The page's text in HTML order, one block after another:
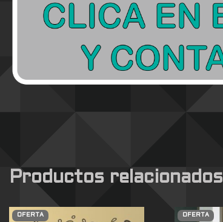
Productos relacionados
OFERTA OFERTA